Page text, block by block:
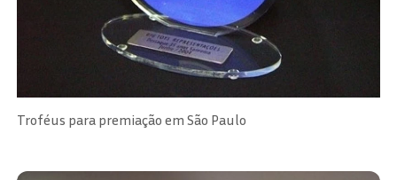
Troféus para premiação em São Paulo